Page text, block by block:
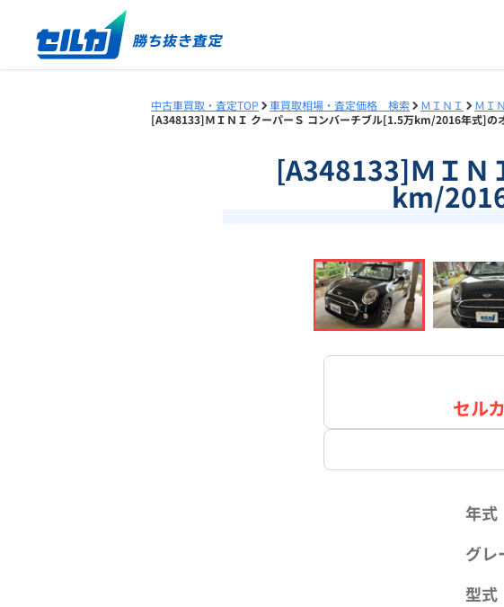
中古車買取・査定TOP 車買取相場・査定価格 検索 ＭＩＮＩ ＭＩ
[A348133]ＭＩＮＩ クーパーＳ コンバーチブル[1.5万km/2016年式]の
[A348133]ＭＩＮ
km/
セル
年式
グレ
型式